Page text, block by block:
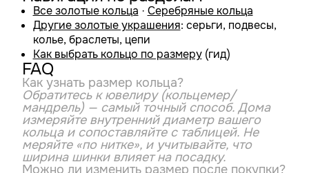
Все золотые кольца · Серебряные кольца
Другие золотые украшения: серьги, подвесы,
колье, браслеты, цепи
Как выбрать кольцо по размеру(гид)
FAQ
Как узнать размер кольца?
Обратитесь к ювелиру (кольцемер/
мандрель) — самый точный способ. Дома
измеряйте внутренний диаметр вашего
кольца и сопоставляйте с таблицей. Не
меряйте «по нитке», и учитывайте, что
ширина шинки влияет на посадку.
Можно ли изменить размер после покупки?